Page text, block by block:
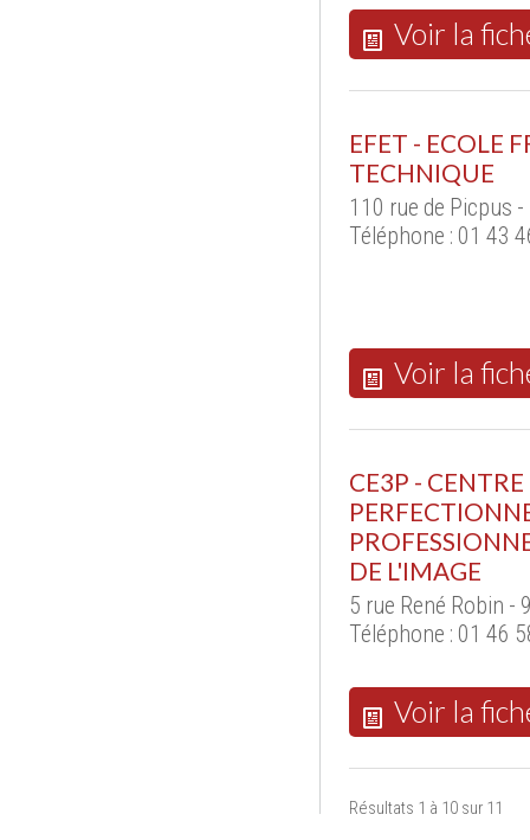
Voir la
EFET - ECOLE
TECHNIQUE
110 rue de Picpus
Téléphone : 01 43
Voir la
CE3P -
DE L'IMAGE
5 rue René Robin -
Téléphone : 01 46
Voir la
Résultats 1 à 10 sur 11